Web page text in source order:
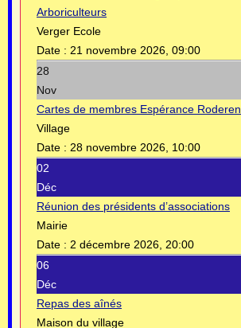
Arboriculteurs
Verger Ecole
Date : 21 novembre 2026, 09:00
28
Nov
Cartes de membres Espérance Roderen
Village
Date : 28 novembre 2026, 10:00
02
Déc
Réunion des présidents d’associations
Mairie
Date : 2 décembre 2026, 20:00
06
Déc
Repas des aînés
Maison du village